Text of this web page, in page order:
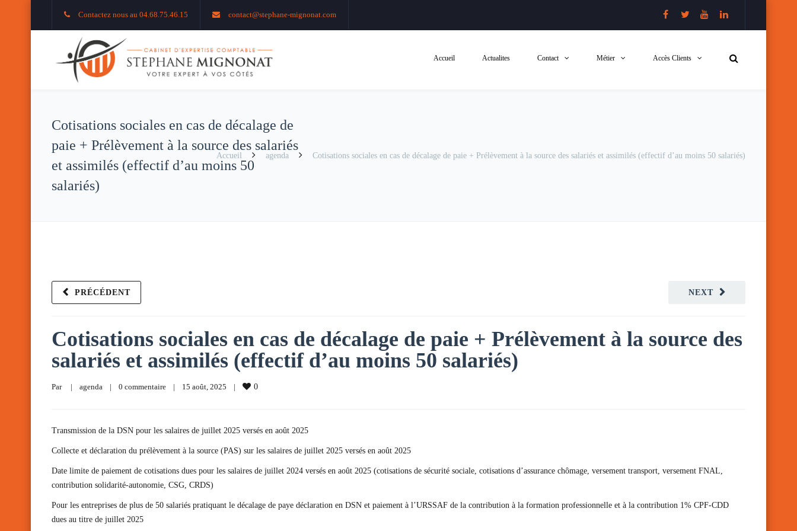
Contactez nous au 04.68.75.46.15 contact@stephane-mignonat.com
Accueil Actualites Contact Métier Accès Clients
Cotisations sociales en cas de décalage de
paie + Prélèvement à la source des salariés
et assimilés (effectif d’au moins 50
salariés)
Accueil agenda Cotisations sociales en cas de décalage de paie + Prélèvement à la source des salariés et assimilés (effectif d’au moins 50 salariés)
NEXT
PRÉCÉDENT
Cotisations sociales en cas de décalage de paie + Prélèvement à la source des
salariés et assimilés (effectif d’au moins 50 salariés)
Par | agenda | 0 commentaire | 15 août, 2025 | 0
Transmission de la DSN pour les salaires de juillet 2025 versés en août 2025
Collecte et déclaration du prélèvement à la source (PAS) sur les salaires de juillet 2025 versés en août 2025
Date limite de paiement de cotisations dues pour les salaires de juillet 2024 versés en août 2025 (cotisations de sécurité sociale, cotisations d’assurance chômage, versement transport, versement FNAL,
contribution solidarité-autonomie, CSG, CRDS)
Pour les entreprises de plus de 50 salariés pratiquant le décalage de paye déclaration en DSN et paiement à l’URSSAF de la contribution à la formation professionnelle et à la contribution 1% CPF-CDD
dues au titre de juillet 2025